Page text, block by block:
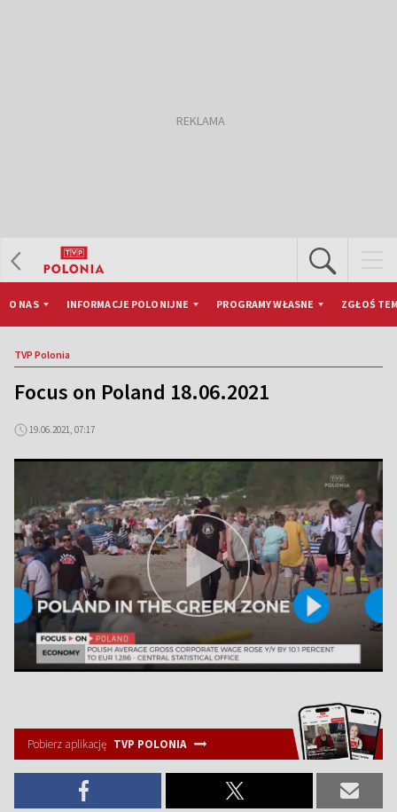
O NAS INFORMACJE POLONIJNE PROGRAMY WŁASNE ZGŁOŚ
TVP Polonia
Focus on Poland 18.06.2021
19.06.2021, 07:17
Pobierz aplikację TVP POLONIA